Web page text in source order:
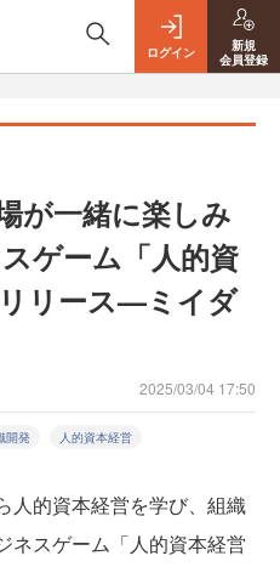
ログイン
新規
会員登録
が一緒に楽しみ
ゲーム「人的資
リース—ミイダ
2025/03/04 17:50
開発 人的資本経営
人的資本経営を学び、組織
ネスゲーム「人的資本経営